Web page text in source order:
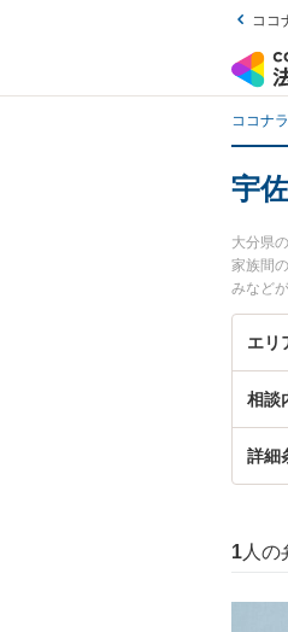
ココ
ココナ
宇
大分県
家族間
みなど
を検索
エリ
相談
詳細
1 人